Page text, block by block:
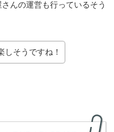
んの運営も行っているそう
しそうですね！